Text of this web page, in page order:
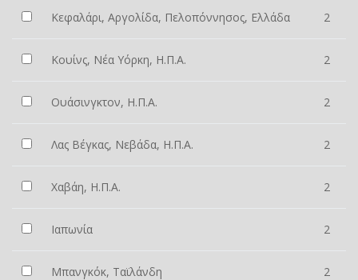
Κεφαλάρι, Αργολίδα, Πελοπόννησος, Ελλάδα 2
Κουίνς, Νέα Υόρκη, Η.Π.Α. 2
Ουάσινγκτον, Η.Π.Α. 2
Λας Βέγκας, Νεβάδα, Η.Π.Α. 2
Χαβάη, Η.Π.Α. 2
Ιαπωνία 2
Μπανγκόκ, Ταϊλάνδη 2